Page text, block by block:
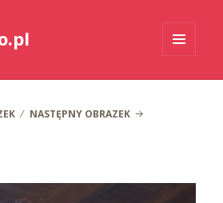
NASTĘPNY OBRAZEK